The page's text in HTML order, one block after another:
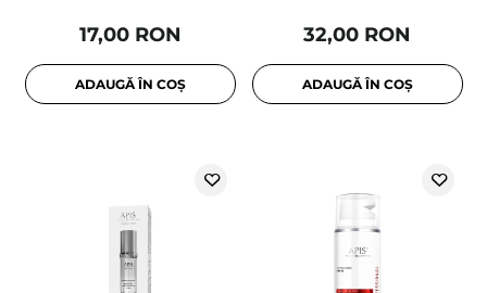
17,00 RON
ADAUGĂ ÎN COȘ
32,00 RON
ADAUGĂ ÎN COȘ